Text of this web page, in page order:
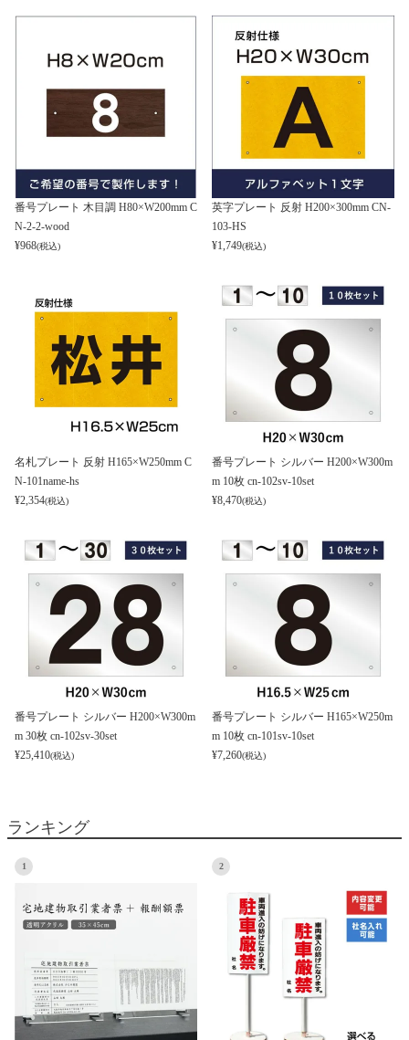
番号プレート 木目調 H80×W200mm C
N-2-2-wood
¥968(税込)
英字プレート 反射 H200×300mm CN-
103-HS
¥1,749(税込)
名札プレート 反射 H165×W250mm C
N-101name-hs
¥2,354(税込)
番号プレート シルバー H200×W300m
m 10枚 cn-102sv-10set
¥8,470(税込)
番号プレート シルバー H200×W300m
m 30枚 cn-102sv-30set
¥25,410(税込)
番号プレート シルバー H165×W250m
m 10枚 cn-101sv-10set
¥7,260(税込)
ランキング
1 2